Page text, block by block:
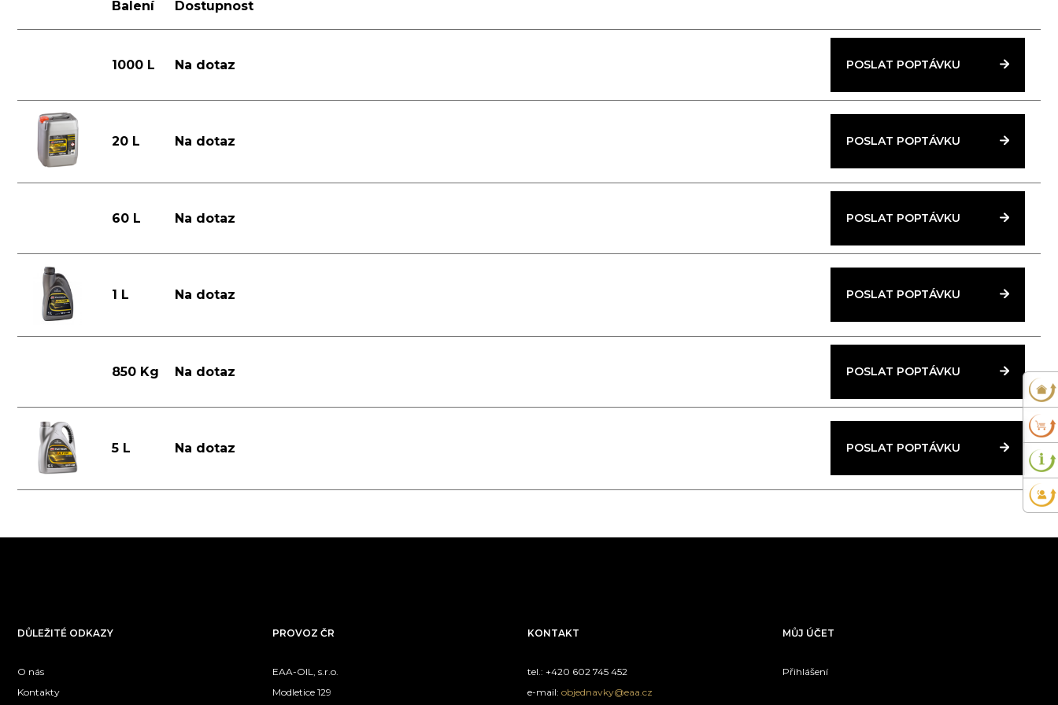
Jaso DH-1
Balení Dostupnost
1000 L Na dotaz POSLAT POPTÁVKU
20 L Na dotaz POSLAT POPTÁVKU
60 L Na dotaz POSLAT POPTÁVKU
1 L Na dotaz POSLAT POPTÁVKU
850 Kg Na dotaz POSLAT POPTÁVKU
5 L Na dotaz POSLAT POPTÁVKU
DŮLEŽITÉ ODKAZY
O nás
Kontakty
PROVOZ ČR
EAA-OIL, s.r.o.
Modletice 129
KONTAKT
tel.: +420 602 745 452
e-mail: objednavky@eaa.cz
MŮJ ÚČET
Přihlášení